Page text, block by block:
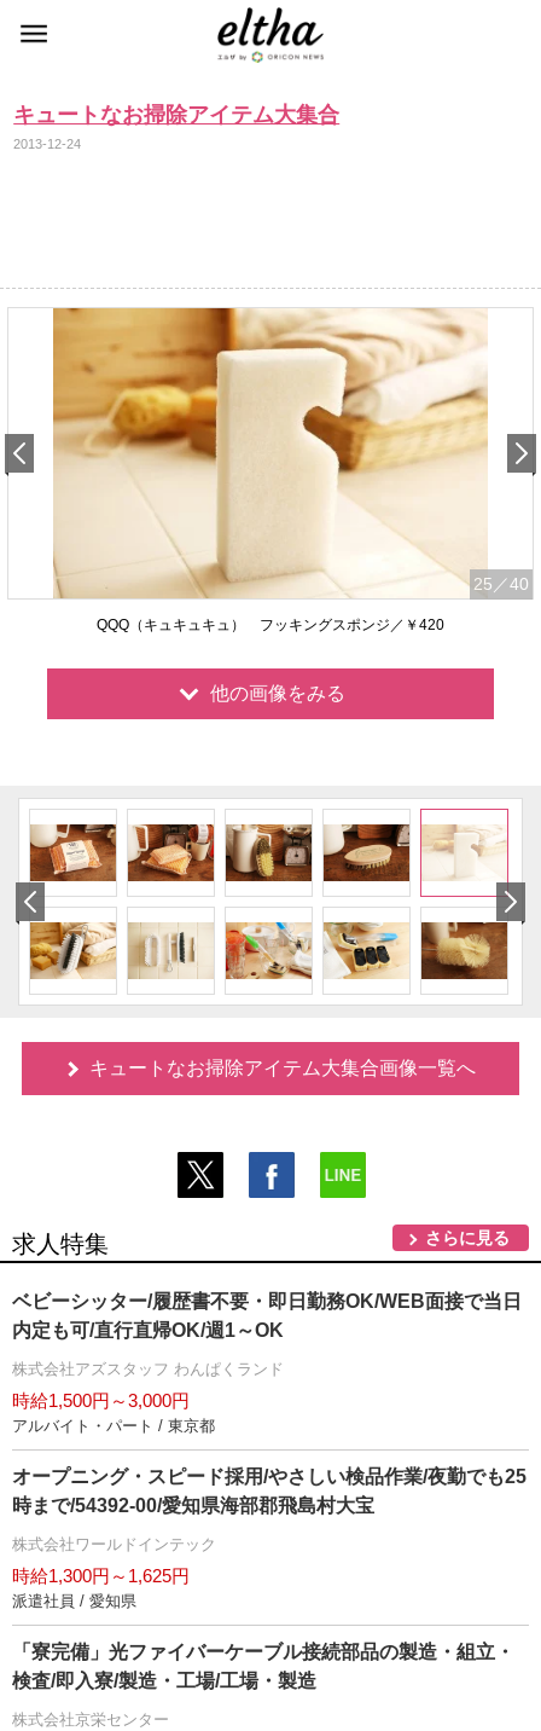
キュートなお掃除アイテム大集合
2013-12-24
25 ／40
QQQ（キュキュキュ） フッキングスポンジ／￥420
他の画像をみる
キュートなお掃除アイテム大集合画像一覧へ
求人特集 さらに見る
ベビーシッター/履歴書不要・即日勤務OK/WEB面接で当日
内定も可/直行直帰OK/週1～OK
株式会社アズスタッフ わんぱくランド
時給1,500円～3,000円
アルバイト・パート / 東京都
オープニング・スピード採用/やさしい検品作業/夜勤でも25
時まで/54392-00/愛知県海部郡飛島村大宝
株式会社ワールドインテック
時給1,300円～1,625円
派遣社員 / 愛知県
「寮完備」光ファイバーケーブル接続部品の製造・組立・
検査/即入寮/製造・工場/工場・製造
株式会社京栄センター